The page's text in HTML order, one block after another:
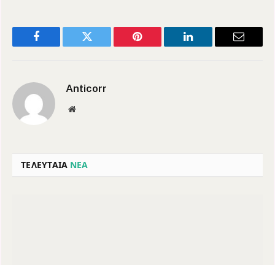
Facebook Twitter Pinterest LinkedIn Email
Anticorr
Website
ΤΕΛΕΥΤΑΙΑ ΝΕΑ